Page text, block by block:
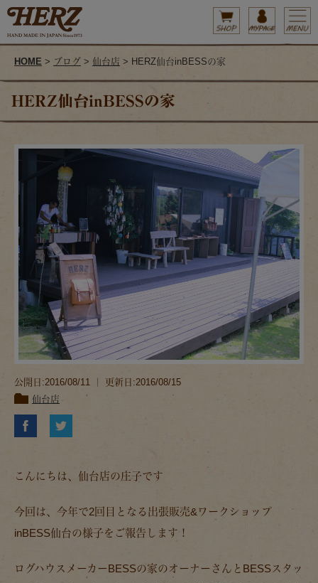
HOME > ブログ > 仙台店 > HERZ仙台inBESSの家
HERZ仙台inBESSの家
公開日:2016/08/11 ｜ 更新日:2016/08/15
仙台店
こんにちは、仙台店の庄子です
今回は、今年で2回目となる出張販売&ワークショップ
inBESS仙台の様子をご報告します！
ログハウスメーカーBESSの家のオーナーさんとBESSスタッ